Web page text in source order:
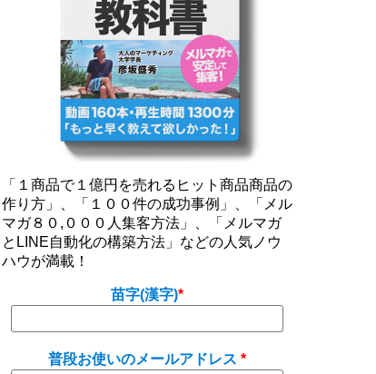
「１商品で１億円を売れるヒット商品商品の
作り方」、「１００件の成功事例」、「メル
マガ８０,０００人集客方法」、「メルマガ
とLINE自動化の構築方法」などの人気ノウ
ハウが満載！
苗字(漢字)
普段お使いのメールアドレス